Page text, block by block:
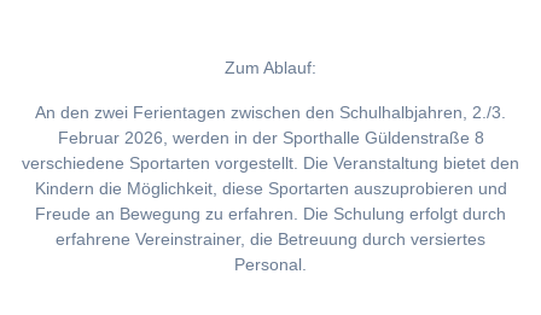
Zum Ablauf:
An den zwei Ferientagen zwischen den Schulhalbjahren, 2./3.
Februar 2026, werden in der Sporthalle Güldenstraße 8
verschiedene Sportarten vorgestellt. Die Veranstaltung bietet den
Kindern die Möglichkeit, diese Sportarten auszuprobieren und
Freude an Bewegung zu erfahren. Die Schulung erfolgt durch
erfahrene Vereinstrainer, die Betreuung durch versiertes
Personal.